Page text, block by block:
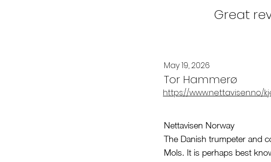
Great
May 19, 2026
Tor Hammerø
https://www.nettavisen.no/
Nettavisen Norway
The Danish trumpeter and
Mols. It is perhaps best